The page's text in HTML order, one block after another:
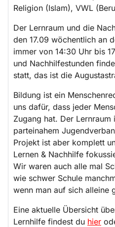
Religion (Islam), VWL
Der Lernraum und die
den 17.09 wöchentlich an
immer von 14:30 Uhr bis
und Nachhilfestunden
statt, das ist die
Bildung ist ein
uns dafür, dass jeder
Zugang hat. Der
parteinahem
Projekt ist aber komplett
Lernen & Nachhilfe
Wir waren auch alle mal
wie schwer Schule
wenn man auf sich alleine
Eine aktuelle Übersicht
Lernhilfe findest du hier